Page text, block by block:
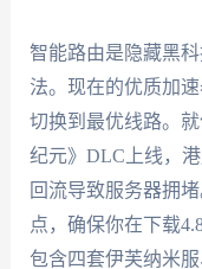
智能路由是隐藏黑
法。现在的优质加
切换到最优线路。
纪元》DLC上线，
回流导致服务器拥
点，确保你在下载
包含四套伊芙纳米